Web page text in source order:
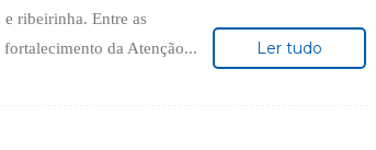
e ribeirinha. Entre as
da Atenção...
Ler tudo